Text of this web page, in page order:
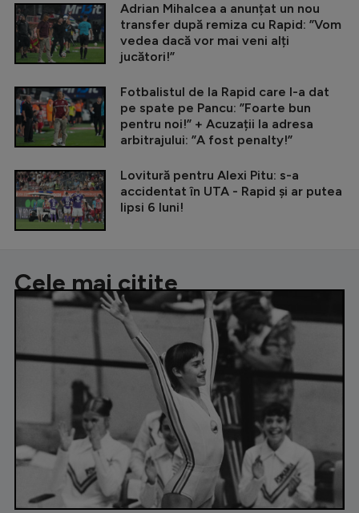
Adrian Mihalcea a anunțat un nou
transfer după remiza cu Rapid: ”Vom
vedea dacă vor mai veni alți
jucători!”
Fotbalistul de la Rapid care l-a dat
pe spate pe Pancu: ”Foarte bun
pentru noi!” + Acuzații la adresa
arbitrajului: ”A fost penalty!”
Lovitură pentru Alexi Pitu: s-a
accidentat în UTA - Rapid și ar putea
lipsi 6 luni!
Cele mai citite